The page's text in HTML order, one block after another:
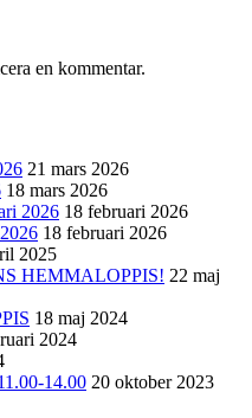
en kommentar.
21 mars 2026
18 mars 2026
2026 18 februari 2026
18 februari 2026
2025
HEMMALOPPIS! 22 maj
18 maj 2024
2024
14.00 20 oktober 2023